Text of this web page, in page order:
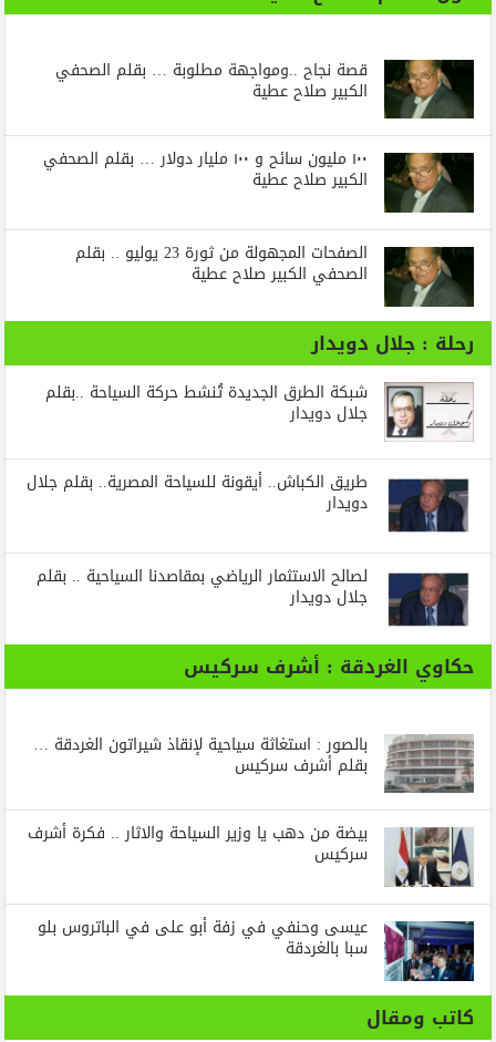
قصة نجاح ..ومواجهة مطلوبة … بقلم الصحفي
الكبير صلاح عطية
١٠٠ مليون سائح و ١٠٠ مليار دولار … بقلم الصحفي
الكبير صلاح عطية
الصفحات المجهولة من ثورة 23 يوليو .. بقلم
الصحفي الكبير صلاح عطية
رحلة : جلال دويدار
شبكة الطرق الجديدة تُنشط حركة السياحة ..بقلم
جلال دويدار
طريق الكباش.. أيقونة للسياحة المصرية.. بقلم جلال
دويدار
لصالح الاستثمار الرياضي بمقاصدنا السياحية .. بقلم
جلال دويدار
حكاوي الغردقة : أشرف سركيس
بالصور : استغاثة سياحية لإنقاذ شيراتون الغردقة …
بقلم أشرف سركيس
بيضة من دهب يا وزير السياحة والاثار .. فكرة أشرف
سركيس
عيسى وحنفي في زفة أبو على في الباتروس بلو
سبا بالغردقة
كاتب ومقال